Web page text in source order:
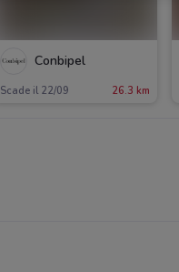
Conbipel
Scade il 22/09 26.3 km